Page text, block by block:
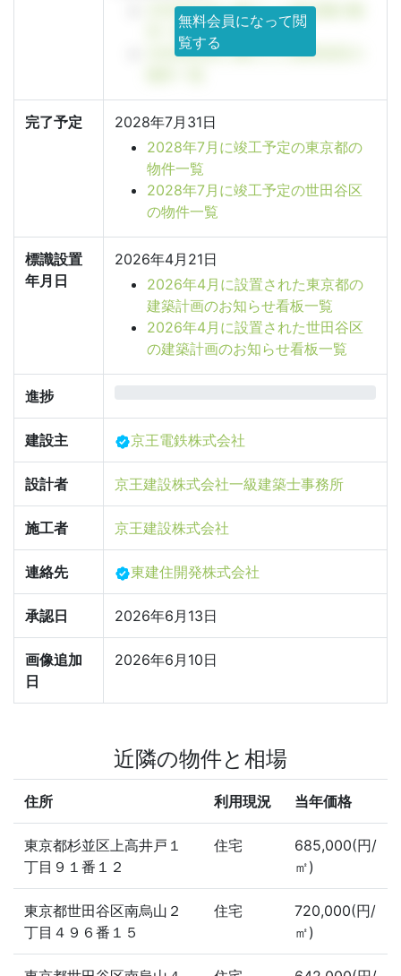
2026年9月に着工した東京都の物
件一覧
2026年9月に着工した世田谷区の
無料会員になって閲
覧する
完了予定
2028年7月31日
2028年7月に竣工予定の東京都の
物件一覧
2028年7月に竣工予定の世田谷区
の物件一覧
標識設置
年月日
2026年4月21日
2026年4月に設置された東京都の
建築計画のお知らせ看板一覧
2026年4月に設置された世田谷区
の建築計画のお知らせ看板一覧
進捗
建設主 京王電鉄株式会社
設計者 京王建設株式会社一級建築士事務所
施工者 京王建設株式会社
連絡先 東建住開発株式会社
承認日 2026年6月13日
画像追加
日
2026年6月10日
近隣の物件と相場
住所 利用現況 当年価格
東京都杉並区上高井戸１
丁目９１番１２
住宅
685,000(円/
㎡)
東京都世田谷区南烏山２
丁目４９６番１５
住宅
720,000(円/
㎡)